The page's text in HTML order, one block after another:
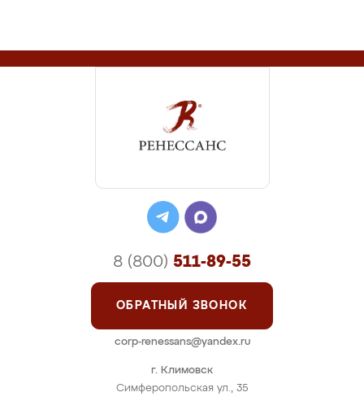
г. Климовск
Симферопольская ул., 35
8 (800) 511-89-55
ОБРАТНЫЙ ЗВОНОК
corp-renessans@yandex.ru